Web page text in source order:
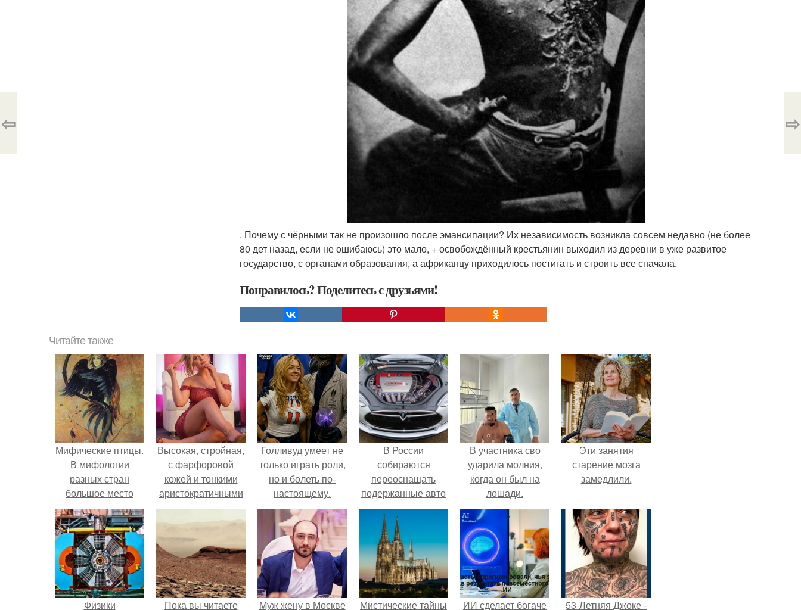
. Почему с чёрными так не произошло после эмансипации? Их независимость возникла совсем недавно (не более
80 дет назад, если не ошибаюсь) это мало, + освобождённый крестьянин выходил из деревни в уже развитое
государство, с органами образования, а африканцу приходилось постигать и строить все сначала.
Понравилось? Поделитесь с друзьями!
⇦ ⇨
Читайте также
Мифические птицы.
В мифологии
разных стран
большое место
занимают образы
птиц.
Высокая, стройная,
с фарфоровой
кожей и тонкими
аристократичными
чертами, эль
выглядит так, будто
сошла с полотна
художника.
Голливуд умеет не
только играть роли,
но и болеть по-
настоящему.
В России
собираются
переоснащать
подержанные авто
в электрокары.
В участника сво
ударила молния,
когда он был на
лошади.
Эти занятия
старение мозга
замедлили.
Физики Пока вы читаете Mуж жену в Москве Мистические тайны ИИ сделает богаче 53-Летняя Джоке -